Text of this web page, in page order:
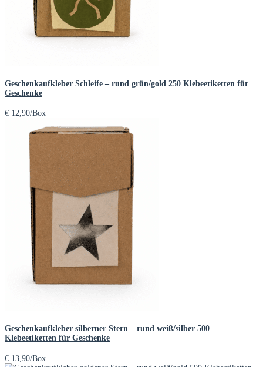
Geschenkaufkleber Schleife – rund grün/gold 250 Klebeetiketten für
Geschenke
€ 12,90/Box
Geschenkaufkleber silberner Stern – rund weiß/silber 500
Klebeetiketten für Geschenke
€ 13,90/Box